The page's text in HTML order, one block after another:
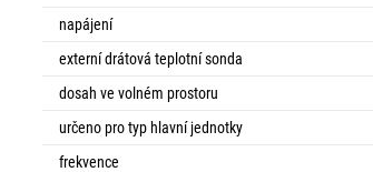
napájení
externí drátová teplotní sonda
dosah ve volném prostoru
určeno pro typ hlavní jednotky
frekvence